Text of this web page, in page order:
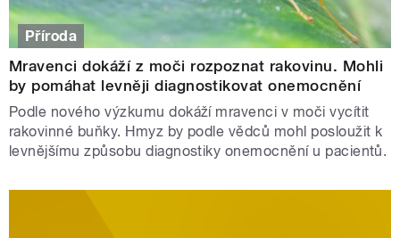
Příroda
Mravenci dokáží z moči rozpoznat rakovinu. Mohli
by pomáhat levněji diagnostikovat onemocnění
Podle nového výzkumu dokáží mravenci v moči vycítit
rakovinné buňky. Hmyz by podle vědců mohl posloužit k
levnějšímu způsobu diagnostiky onemocnění u pacientů.